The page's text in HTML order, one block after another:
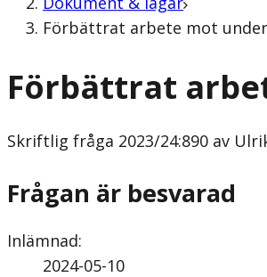
Förbättrat arbete mot
Förbättrat
Skriftlig fråga 2023/24:890 av
Frågan är besvarad
Inlämnad:
2024-05-10